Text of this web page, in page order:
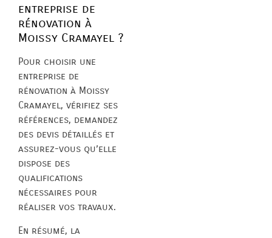
entreprise de
rénovation à
Moissy Cramayel ?
Pour choisir une
entreprise de
rénovation à Moissy
Cramayel, vérifiez ses
références, demandez
des devis détaillés et
assurez-vous qu’elle
dispose des
qualifications
nécessaires pour
réaliser vos travaux.
En résumé, la